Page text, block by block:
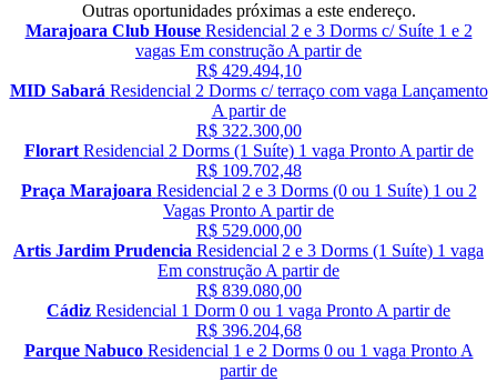
Outras oportunidades próximas a este endereço.
Marajoara Club House Residencial 2 e 3 Dorms c/ Suíte 1 e 2
vagas Em construção A partir de
R$ 429.494,10
MID Sabará Residencial 2 Dorms c/ terraço com vaga Lançamento
A partir de
R$ 322.300,00
Florart Residencial 2 Dorms (1 Suíte) 1 vaga Pronto A partir de
R$ 109.702,48
Praça Marajoara Residencial 2 e 3 Dorms (0 ou 1 Suíte) 1 ou 2
Vagas Pronto A partir de
R$ 529.000,00
Artis Jardim Prudencia Residencial 2 e 3 Dorms (1 Suíte) 1 vaga
Em construção A partir de
R$ 839.080,00
Cádiz Residencial 1 Dorm 0 ou 1 vaga Pronto A partir de
R$ 396.204,68
Parque Nabuco Residencial 1 e 2 Dorms 0 ou 1 vaga Pronto A
partir de